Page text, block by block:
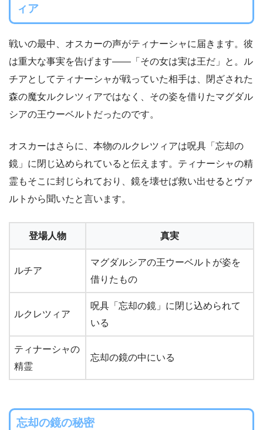
ィア
戦いの最中、オスカーの声がティナーシャに届きます。彼
は重大な事実を告げます——「その女は実は王だ」と。ル
チアとしてティナーシャが戦っていた相手は、閉ざされた
森の魔女ルクレツィアではなく、その姿を借りたマグダル
シアの王ウーベルトだったのです。
オスカーはさらに、本物のルクレツィアは呪具「忘却の
鏡」に閉じ込められていると伝えます。ティナーシャの精
霊もそこに封じられており、鏡を壊せば救い出せるとヴァ
ルトから聞いたと言います。
登場人物 真実
ルチア
マグダルシアの王ウーベルトが姿を
借りたもの
ルクレツィア
呪具「忘却の鏡」に閉じ込められて
いる
ティナーシャの
精霊
忘却の鏡の中にいる
忘却の鏡の秘密